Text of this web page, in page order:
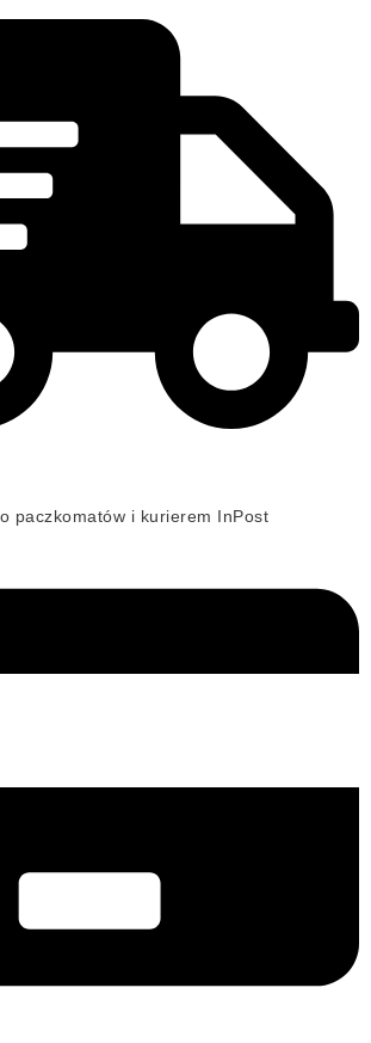
paczkomatów i kurierem InPost